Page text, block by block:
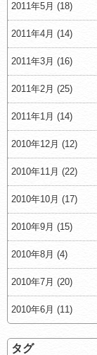
2011年5月 (18)
2011年4月 (14)
2011年3月 (16)
2011年2月 (25)
2011年1月 (14)
2010年12月 (12)
2010年11月 (22)
2010年10月 (17)
2010年9月 (15)
2010年8月 (4)
2010年7月 (20)
2010年6月 (11)
タグ